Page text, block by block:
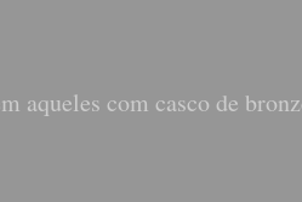
aqueles com casco de